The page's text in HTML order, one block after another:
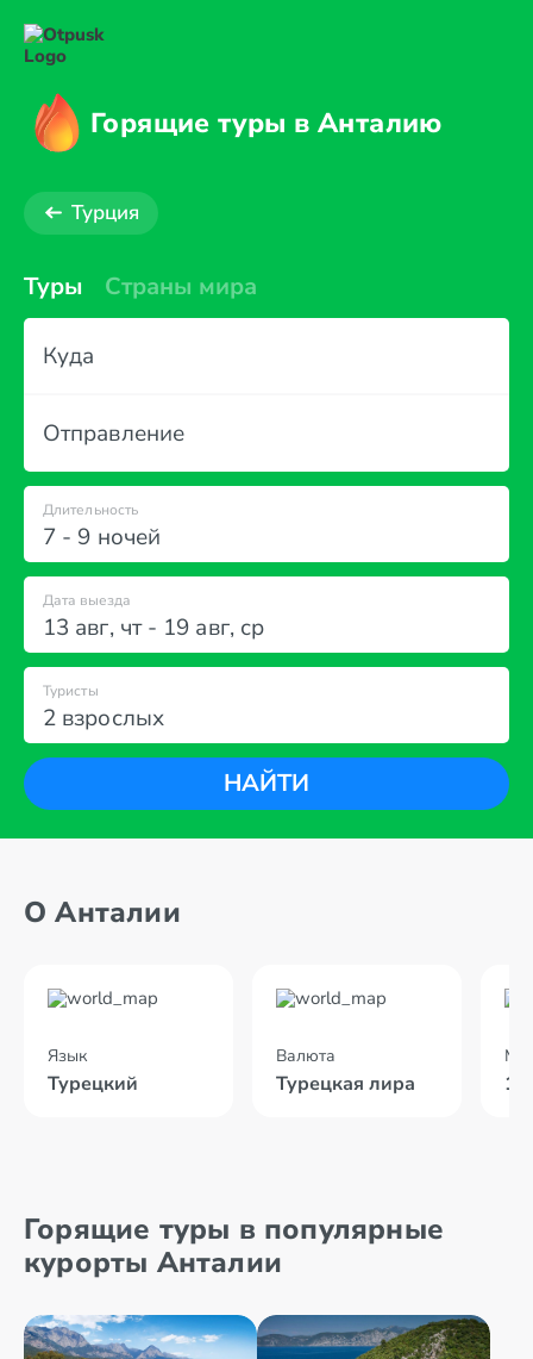
Горящие туры в Анталию
Турция
Туры Страны мира
Куда
Отправление
7 - 9 ночей
Длительность
Дата выезда
13 авг, чт- 19 авг, ср
2 взрослых
Туристы
НАЙТИ
О Анталии
Язык
Турецкий
Валюта
Турецкая лира
Горящие туры в популярные
курорты Анталии